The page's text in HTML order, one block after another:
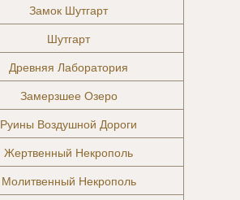
Замок Шутгарт
Шутгарт
Древняя Лаборатория
Замерзшее Озеро
Руины Воздушной Дороги
Жертвенный Некрополь
Молитвенный Некрополь